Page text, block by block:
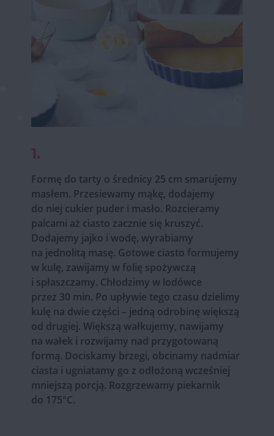
1.
Formę do tarty o średnicy 25 cm smarujemy
masłem. Przesiewamy mąkę, dodajemy
do niej cukier puder i masło. Rozcieramy
palcami aż ciasto zacznie się kruszyć.
Dodajemy jajko i wodę, wyrabiamy
na jednolitą masę. Gotowe ciasto formujemy
w kulę, zawijamy w folię spożywczą
i spłaszczamy. Chłodzimy w lodówce
przez 30 min. Po upływie tego czasu dzielimy
kulę na dwie części – jedną odrobinę większą
od drugiej. Większą wałkujemy, nawijamy
na wałek i rozwijamy nad przygotowaną
formą. Dociskamy brzegi, obcinamy nadmiar
ciasta i ugniatamy go z odłożoną wcześniej
mniejszą porcją. Rozgrzewamy piekarnik
do 175°C.